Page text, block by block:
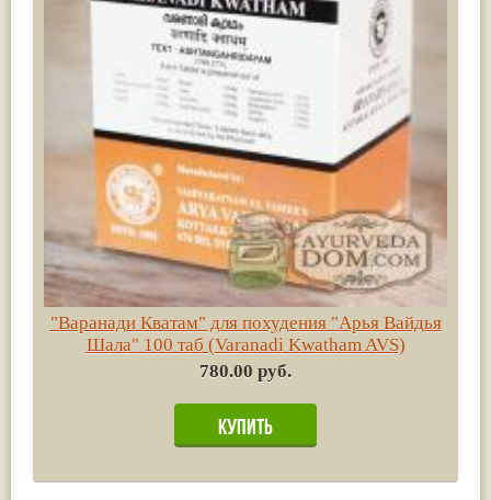
"Варанади Кватам" для похудения "Арья Вайдья
Шала" 100 таб (Varanadi Kwatham AVS)
780.00 руб.